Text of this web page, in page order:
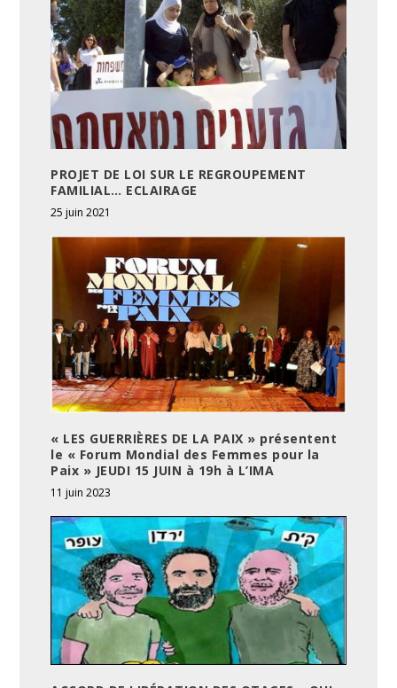
PROJET DE LOI SUR LE REGROUPEMENT
FAMILIAL… ECLAIRAGE
25 juin 2021
« LES GUERRIÈRES DE LA PAIX » présentent
le « Forum Mondial des Femmes pour la
Paix » JEUDI 15 JUIN à 19h à L’IMA
11 juin 2023